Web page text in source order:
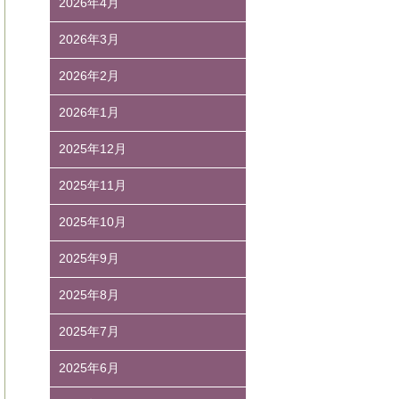
2026年4月
2026年3月
2026年2月
2026年1月
2025年12月
2025年11月
2025年10月
2025年9月
2025年8月
2025年7月
2025年6月